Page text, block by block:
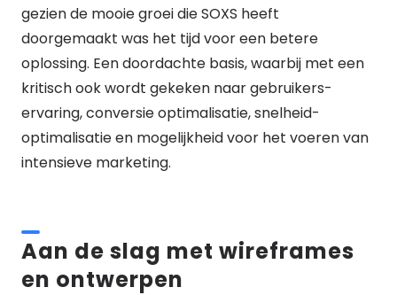
gezien de mooie groei die SOXS heeft
doorgemaakt was het tijd voor een betere
oplossing. Een doordachte basis, waarbij met een
kritisch ook wordt gekeken naar gebruikers-
ervaring, conversie optimalisatie, snelheid-
optimalisatie en mogelijkheid voor het voeren van
intensieve marketing.
Aan de slag met wireframes
en ontwerpen